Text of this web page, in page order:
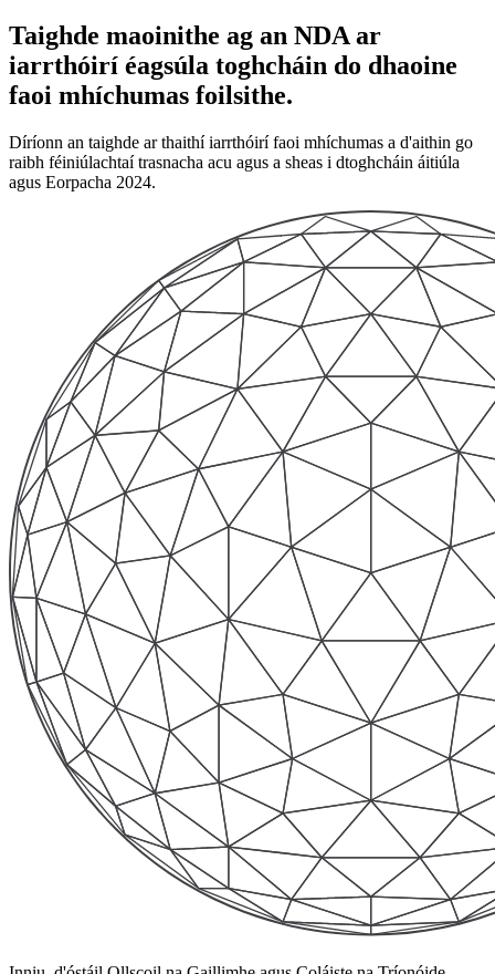
Taighde maoinithe ag an NDA ar
iarrthóirí éagsúla toghcháin do dhaoine
faoi mhíchumas foilsithe.
Díríonn an taighde ar thaithí iarrthóirí faoi mhíchumas a d'aithin go
raibh féiniúlachtaí trasnacha acu agus a sheas i dtoghcháin áitiúla
agus Eorpacha 2024.